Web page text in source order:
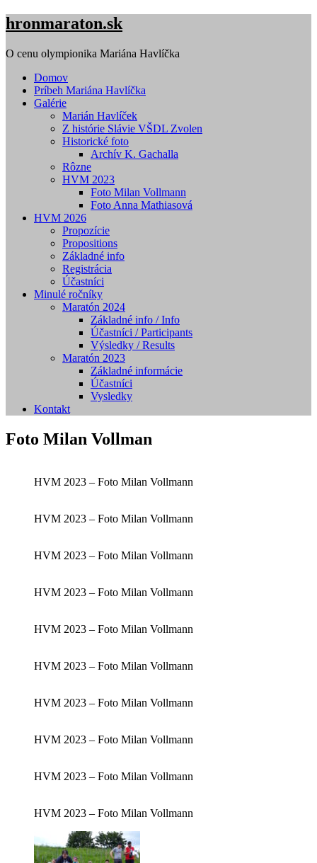
Skip
to
hronmaraton.sk
O cenu olympionika Mariána Havlíčka
Domov
Príbeh Mariána Havlíčka
Galérie
Marián Havlíček
Z histórie Slávie VŠDL Zvolen
Historické foto
Archív K. Gachalla
Rôzne
HVM 2023
Foto Milan Vollmann
Foto Anna Mathiasová
HVM 2026
Propozície
Propositions
Základné info
Registrácia
Účastníci
Minulé ročníky
Maratón 2024
Základné info / Info
Účastníci / Participants
Výsledky / Results
Maratón 2023
Základné informácie
Účastníci
Vysledky
Kontakt
Foto Milan Vollman
HVM 2023 – Foto Milan Vollmann
HVM 2023 – Foto Milan Vollmann
HVM 2023 – Foto Milan Vollmann
HVM 2023 – Foto Milan Vollmann
HVM 2023 – Foto Milan Vollmann
HVM 2023 – Foto Milan Vollmann
HVM 2023 – Foto Milan Vollmann
HVM 2023 – Foto Milan Vollmann
HVM 2023 – Foto Milan Vollmann
HVM 2023 – Foto Milan Vollmann